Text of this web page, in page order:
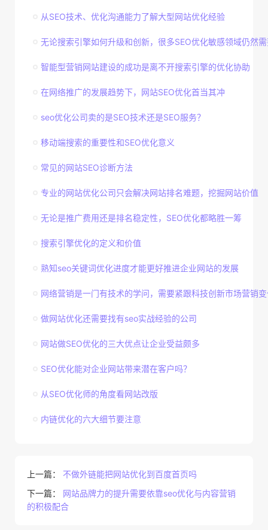
从SEO技术、优化沟通能力了解大型网站优化经验
无论搜索引擎如何升级和创新，很多SEO优化敏感领域仍然
智能型营销网站建设的成功是离不开搜索引擎的优化协助
在网络推广的发展趋势下，网站SEO优化首当其冲
seo优化公司卖的是SEO技术还是SEO服务？
移动端搜索的重要性和SEO优化意义
常见的网站SEO诊断方法
专业的网站优化公司只会解决网站排名难题，挖掘网站价值
无论是推广费用还是排名稳定性，SEO优化都略胜一筹
搜索引擎优化的定义和价值
熟知seo关键词优化进度才能更好推进企业网站的发展
网络营销是一门有技术的学问，需要紧跟科技创新市场营销
做网站优化还需要找有seo实战经验的公司
网站做SEO优化的三大优点让企业受益颇多
SEO优化能对企业网站带来潜在客户吗？
从SEO优化师的角度看网站改版
内链优化的六大细节要注意
上一篇： 不做外链能把网站优化到百度首页吗
下一篇： 网站品牌力的提升需要依靠seo优化与内容营销
的积极配合